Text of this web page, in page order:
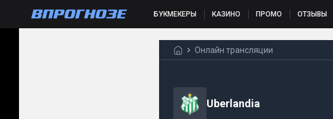
БУКМЕКЕРЫ КАЗИНО ПРОМО ОТЗЫВЫ
Онлайн трансляции
Uberlandia